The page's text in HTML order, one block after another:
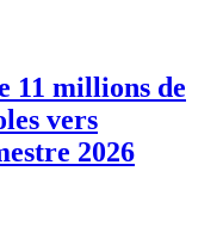
11 millions de
vers
2026